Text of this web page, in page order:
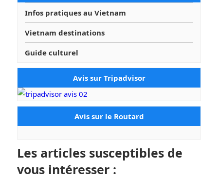
Infos pratiques au Vietnam
Vietnam destinations
Guide culturel
Avis sur Tripadvisor
Avis sur le Routard
Les articles susceptibles de
vous intéresser :